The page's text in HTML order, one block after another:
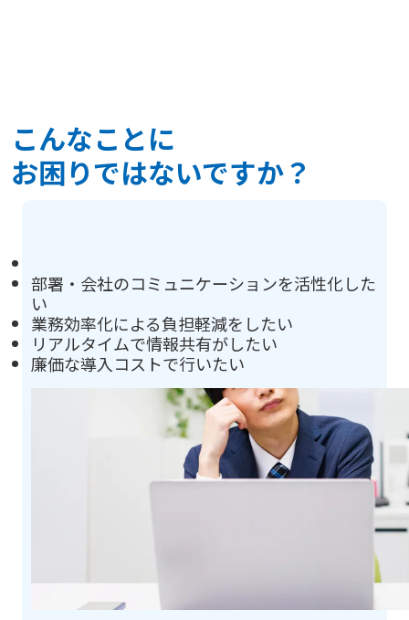
こんなことに
お困りではないですか？
部署・会社のコミュニケーションを活性化した
い
業務効率化による負担軽減をしたい
リアルタイムで情報共有がしたい
廉価な導入コストで行いたい